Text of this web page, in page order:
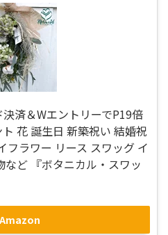
決済＆WエントリーでP19倍
花 誕生日 新築祝い 結婚祝
フラワー リース スワッグ イ
など 『ボタニカル・スワッ
Amazon